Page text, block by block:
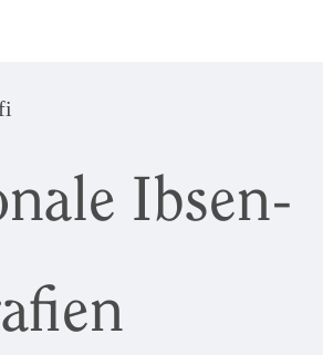
Ibsen-